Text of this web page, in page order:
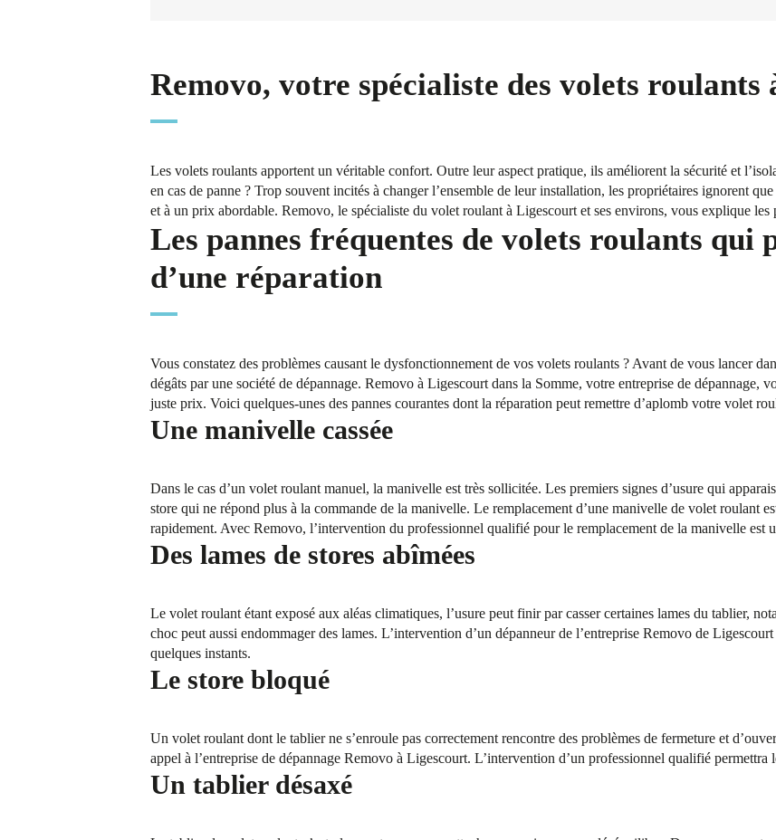
Removo, votre spécialiste des volets roulants
Les volets roulants apportent un véritable confort. Outre leur aspect pratique, ils améliorent la sécurité et
en cas de panne ? Trop souvent incités à changer l’ensemble de leur installation, les propriétaires ignorent
et à un prix abordable. Removo, le spécialiste du volet roulant à Ligescourt et ses environs, vous explique les
Les pannes fréquentes de volets roulants qui
d’une réparation
Vous constatez des problèmes causant le dysfonctionnement de vos volets roulants ? Avant de vous lancer
dégâts par une société de dépannage. Removo à Ligescourt dans la Somme, votre entreprise de dépannage,
juste prix. Voici quelques-unes des pannes courantes dont la réparation peut remettre d’aplomb votre volet
Une manivelle cassée
Dans le cas d’un volet roulant manuel, la manivelle est très sollicitée. Les premiers signes d’usure qui
store qui ne répond plus à la commande de la manivelle. Le remplacement d’une manivelle de volet roulant
rapidement. Avec Removo, l’intervention du professionnel qualifié pour le remplacement de la manivelle est
Des lames de stores abîmées
Le volet roulant étant exposé aux aléas climatiques, l’usure peut finir par casser certaines lames du tablier,
choc peut aussi endommager des lames. L’intervention d’un dépanneur de l’entreprise Removo de
quelques instants.
Le store bloqué
Un volet roulant dont le tablier ne s’enroule pas correctement rencontre des problèmes de fermeture et
appel à l’entreprise de dépannage Removo à Ligescourt. L’intervention d’un professionnel qualifié permettra
Un tablier désaxé